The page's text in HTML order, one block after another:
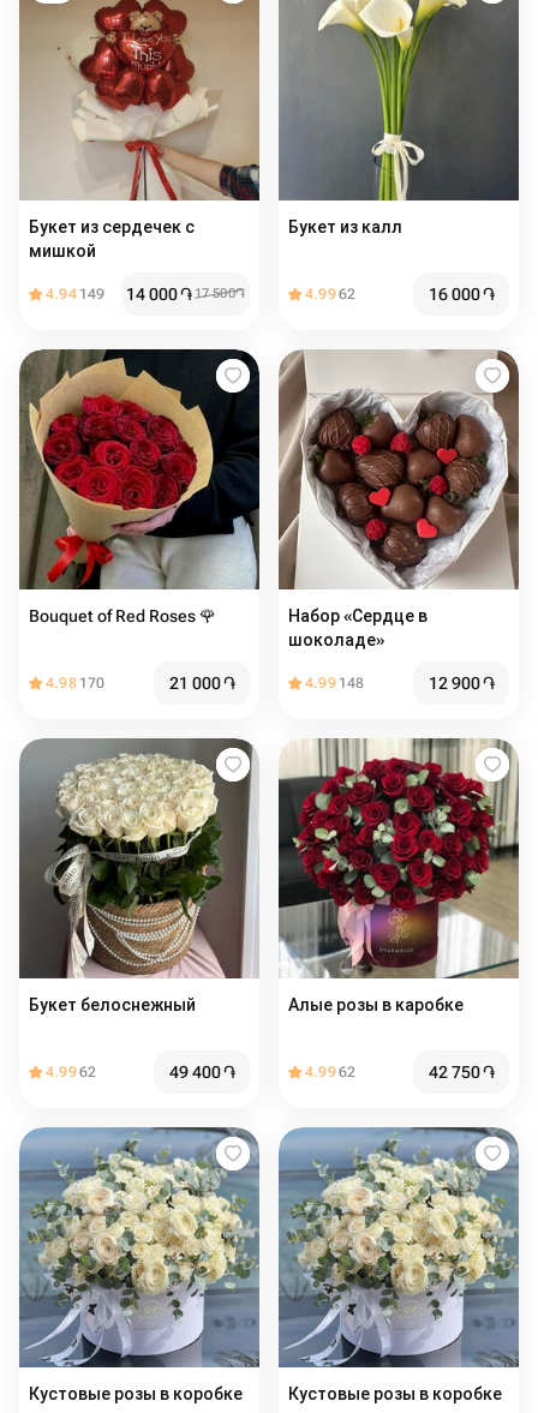
Букет из сердечек с
мишкой
4.94 149 14 000֏17 500֏
Букет из калл
4.9962 16 000֏
Bouquet of Red Roses 🌹
4.98 170 21 000֏
Набор «Сердце в
шоколаде»
4.99 148 12 900֏
Букет белоснежный
4.9962 49 400֏
Алые розы в каробке
4.9962 42 750֏
Кустовые розы в коробке Кустовые розы в коробке